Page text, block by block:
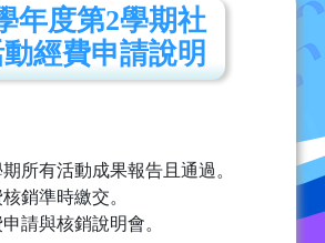
年度第2學期社
動經費申請說明
所有活動成果報告且通過。
銷準時繳交。
請與核銷說明會。